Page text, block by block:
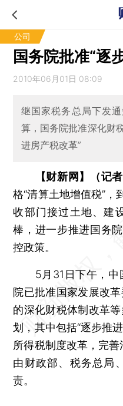
公司
国务院批准“逐
2010年06月01日 08:09
继国家税务总局下发
算，国务院批准深化财
进房产税改革”
【财新网】（记者
格“清算土地增值税”，
收部门接过土地、建
棒，进一步推进国务
控政策。
5月31日下午，中
院已批准国家发展改
的深化财税体制改革
划，其中包括“逐步推
所得税制度改革，完善
由财政部、税务总局
责。